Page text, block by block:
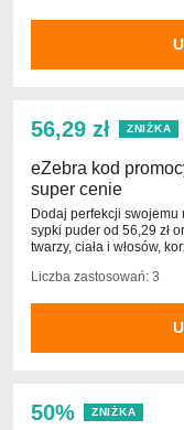
56,29 zł ZNIŻKA
eZebra kod
super cenie
Dodaj perfekcji
sypki puder od 56,29 zł
twarzy, ciała i włosów,
Liczba zastosowań: 3
50% ZNIŻKA